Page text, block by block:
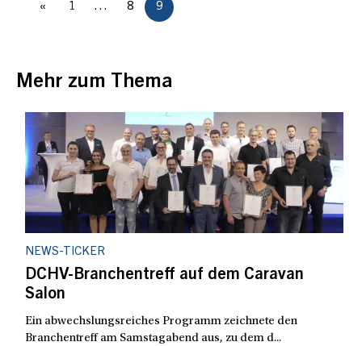
« 1 … 8 9
Mehr zum Thema
NEWS-TICKER
DCHV-Branchentreff auf dem Caravan
Salon
Ein abwechslungsreiches Programm zeichnete den
Branchentreff am Samstagabend aus, zu dem d...